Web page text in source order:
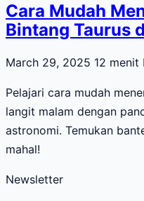
Cara Mudah
Bintang Taurus
March 29, 2025 12 menit
Pelajari cara mudah
langit malam dengan
astronomi. Temukan
mahal!
Newsletter